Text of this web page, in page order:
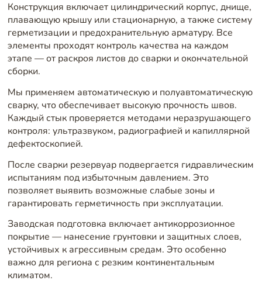
Конструкция включает цилиндрический корпус, днище,
плавающую крышу или стационарную, а также систему
герметизации и предохранительную арматуру. Все
элементы проходят контроль качества на каждом
этапе — от раскроя листов до сварки и окончательной
сборки.
Мы применяем автоматическую и полуавтоматическую
сварку, что обеспечивает высокую прочность швов.
Каждый стык проверяется методами неразрушающего
контроля: ультразвуком, радиографией и капиллярной
дефектоскопией.
После сварки резервуар подвергается гидравлическим
испытаниям под избыточным давлением. Это
позволяет выявить возможные слабые зоны и
гарантировать герметичность при эксплуатации.
Заводская подготовка включает антикоррозионное
покрытие — нанесение грунтовки и защитных слоев,
устойчивых к агрессивным средам. Это особенно
важно для региона с резким континентальным
климатом.